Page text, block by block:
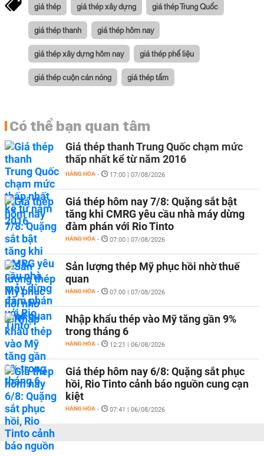
giá thép giá thép xây dựng giá thép Trung Quốc
giá thép thanh giá thép hôm nay
giá thép xây dựng hôm nay giá thép phế liệu
giá thép cuộn cán nóng giá thép tấm
Có thể bạn quan tâm
Giá thép thanh Trung Quốc chạm mức
thấp nhất kể từ năm 2016
HÀNG HÓA - 17:00 | 07/08/2026
Giá thép hôm nay 7/8: Quặng sắt bật
tăng khi CMRG yêu cầu nhà máy dừng
đàm phán với Rio Tinto
HÀNG HÓA - 07:00 | 07/08/2026
Sản lượng thép Mỹ phục hồi nhờ thuế
quan
HÀNG HÓA - 07:00 | 07/08/2026
Nhập khẩu thép vào Mỹ tăng gần 9%
trong tháng 6
HÀNG HÓA - 12:21 | 06/08/2026
Giá thép hôm nay 6/8: Quặng sắt phục
hồi, Rio Tinto cảnh báo nguồn cung cạn
kiệt
HÀNG HÓA - 07:41 | 06/08/2026